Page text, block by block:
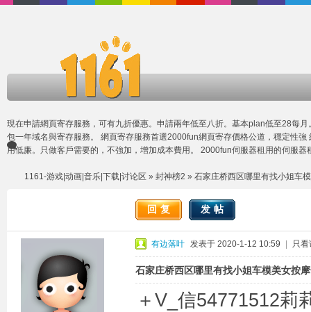
現在申請網頁寄存服務，可有九折優惠。申請兩年低至八折。基本plan低至28每月
包一年域名與寄存服務。 網頁寄存服務首選2000fun網頁寄存價格公道，穩定性強
用低廉。只做客戶需要的，不強加，增加成本費用。 2000fun伺服器租用的伺服器
1161-游戏|动画|音乐|下载|讨论区 » 封神榜2 » 石家庄桥西区哪里有找小姐车
回复 发帖
有边落叶 发表于 2020-1-12 10:59 只看
石家庄桥西区哪里有找小姐车模美女按
＋V_信54771512莉